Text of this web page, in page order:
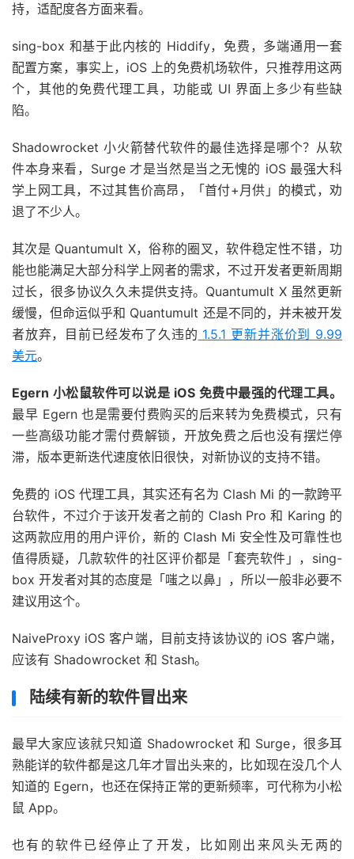
持，适配度各方面来看。
sing-box 和基于此内核的 Hiddify，免费，多端通用一套
配置方案，事实上，iOS 上的免费机场软件，只推荐用这两
个，其他的免费代理工具，功能或 UI 界面上多少有些缺
陷。
Shadowrocket 小火箭替代软件的最佳选择是哪个？从软
件本身来看，Surge 才是当然是当之无愧的 iOS 最强大科
学上网工具，不过其售价高昂，「首付+月供」的模式，劝
退了不少人。
其次是 Quantumult X，俗称的圈叉，软件稳定性不错，功
能也能满足大部分科学上网者的需求，不过开发者更新周期
过长，很多协议久久未提供支持。Quantumult X 虽然更新
缓慢，但命运似乎和 Quantumult 还是不同的，并未被开发
者放弃，目前已经发布了久违的 1.5.1 更新并涨价到 9.99
美元。
Egern 小松鼠软件可以说是 iOS 免费中最强的代理工具。
最早 Egern 也是需要付费购买的后来转为免费模式，只有
一些高级功能才需付费解锁，开放免费之后也没有摆烂停
滞，版本更新迭代速度依旧很快，对新协议的支持不错。
免费的 iOS 代理工具，其实还有名为 Clash Mi 的一款跨平
台软件，不过介于该开发者之前的 Clash Pro 和 Karing 的
这两款应用的用户评价，新的 Clash Mi 安全性及可靠性也
值得质疑，几款软件的社区评价都是「套壳软件」，sing-
box 开发者对其的态度是「嗤之以鼻」，所以一般非必要不
建议用这个。
NaiveProxy iOS 客户端，目前支持该协议的 iOS 客户端，
应该有 Shadowrocket 和 Stash。
陆续有新的软件冒出来
最早大家应该就只知道 Shadowrocket 和 Surge，很多耳
熟能详的软件都是这几年才冒出头来的，比如现在没几个人
知道的 Egern，也还在保持正常的更新频率，可代称为小松
鼠 App。
也有的软件已经停止了开发，比如刚出来风头无两的